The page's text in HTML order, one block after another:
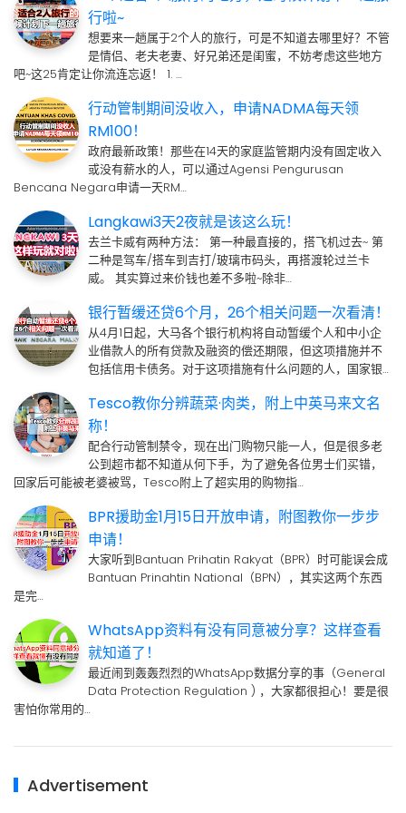
行啦~
想要来一趟属于2个人的旅行，可是不知道去哪里好？不管
是情侣、老夫老妻、好兄弟还是闺蜜，不妨考虑这些地方
吧~这25肯定让你流连忘返！ 1. …
行动管制期间没收入，申请NADMA每天领
RM100！
政府最新政策！那些在14天的家庭监管期内没有固定收入
或没有薪水的人，可以通过Agensi Pengurusan
Bencana Negara申请一天RM…
Langkawi3天2夜就是该这么玩！
去兰卡威有两种方法： 第一种最直接的，搭飞机过去~ 第
二种是驾车/搭车到吉打/玻璃市码头，再搭渡轮过兰卡
威。 其实算过来价钱也差不多啦~除非…
银行暂缓还贷6个月，26个相关问题一次看清！
从4月1日起，大马各个银行机构将自动暂缓个人和中小企
业借款人的所有贷款及融资的偿还期限，但这项措施并不
包括信用卡债务。对于这项措施有什么问题的人，国家银…
Tesco教你分辨蔬菜·肉类，附上中英马来文名
称！
配合行动管制禁令，现在出门购物只能一人，但是很多老
公到超市都不知道从何下手，为了避免各位男士们买错，
回家后可能被老婆被骂，Tesco附上了超实用的购物指…
BPR援助金1月15日开放申请，附图教你一步步
申请！
大家听到Bantuan Prihatin Rakyat（BPR）时可能误会成
Bantuan Prinahtin National（BPN），其实这两个东西
是完…
WhatsApp资料有没有同意被分享？这样查看
就知道了！
最近闹到轰轰烈烈的WhatsApp数据分享的事（General
Data Protection Regulation ) ，大家都很担心！要是很
害怕你常用的…
Advertisement